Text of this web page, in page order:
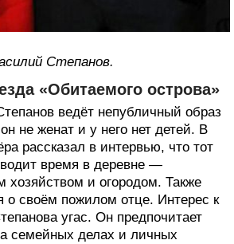
Степанов.
«Обитаемого острова»
ведёт непубличный образ
не женат и у него нет детей. В
рассказал в интервью, что тот
время в деревне —
хозяйством и огородом. Также
о своём пожилом отце. Интерес к
угас. Он предпочитает
семейных делах и личных